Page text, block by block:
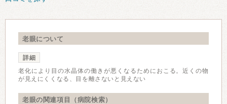
老眼について
詳細
老化により目の水晶体の働きが悪くなるためにおこる。近くの物
が見えにくくなる、目を離さないと見えない
老眼の関連項目（病院検索）